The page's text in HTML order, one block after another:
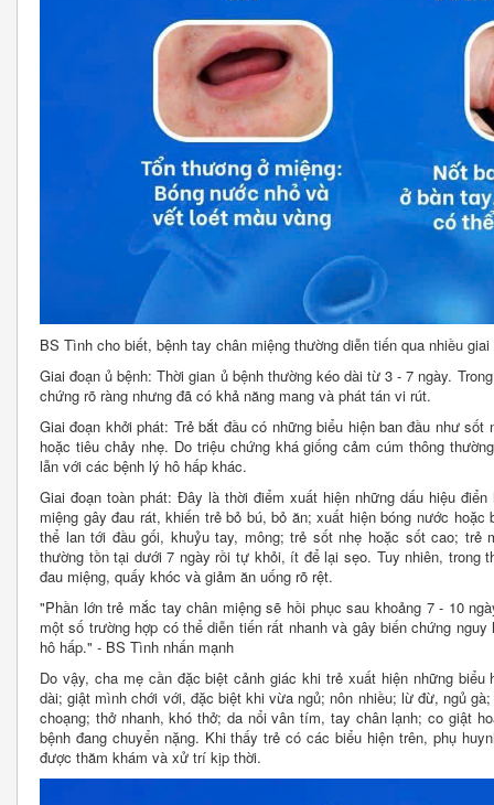
BS Tình cho biết, bệnh tay chân miệng thường diễn tiến qua nhiều
Giai đoạn ủ bệnh: Thời gian ủ bệnh thường kéo dài từ 3 - 7 ngày.
chứng rõ ràng nhưng đã có khả năng mang và phát tán vi rút.
Giai đoạn khởi phát: Trẻ bắt đầu có những biểu hiện ban đầu như
hoặc tiêu chảy nhẹ. Do triệu chứng khá giống cảm cúm thông
lẫn với các bệnh lý hô hấp khác.
Giai đoạn toàn phát: Đây là thời điểm xuất hiện những dấu hiệu
miệng gây đau rát, khiến trẻ bỏ bú, bỏ ăn; xuất hiện bóng nước
thể lan tới đầu gối, khuỷu tay, mông; trẻ sốt nhẹ hoặc sốt cao; trẻ
thường tồn tại dưới 7 ngày rồi tự khỏi, ít để lại sẹo. Tuy nhiên, trong
đau miệng, quấy khóc và giảm ăn uống rõ rệt.
"Phần lớn trẻ mắc tay chân miệng sẽ hồi phục sau khoảng 7 - 10
một số trường hợp có thể diễn tiến rất nhanh và gây biến chứng
hô hấp." - BS Tình nhấn mạnh
Do vậy, cha mẹ cần đặc biệt cảnh giác khi trẻ xuất hiện những
dài; giật mình chới với, đặc biệt khi vừa ngủ; nôn nhiều; lừ đừ, ngủ
choạng; thở nhanh, khó thở; da nổi vân tím, tay chân lạnh; co giật
bệnh đang chuyển nặng. Khi thấy trẻ có các biểu hiện trên, phụ
được thăm khám và xử trí kịp thời.